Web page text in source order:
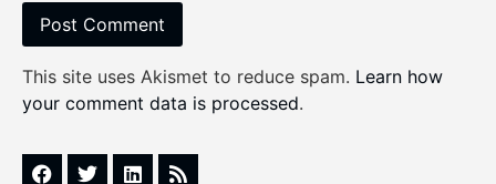
This site uses Akismet to reduce spam. Learn how
your comment data is processed.